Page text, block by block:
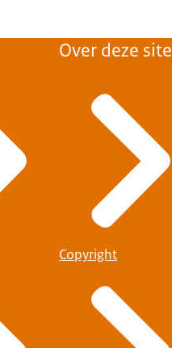
Over deze site
Copyright